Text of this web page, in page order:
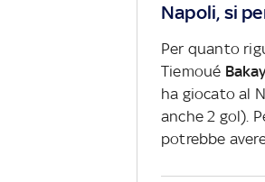
Napoli, si
Per quanto
Tiemoué
ha giocato al
anche 2 gol).
potrebbe